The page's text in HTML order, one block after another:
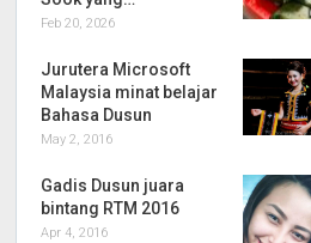
Feb 20, 2026
Jurutera Microsoft
Malaysia minat belajar
Bahasa Dusun
May 2, 2016
Gadis Dusun juara
bintang RTM 2016
Apr 4, 2016